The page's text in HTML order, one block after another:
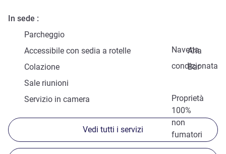
In sede
Parcheggio
Navetta
Accessibile con sedia a rotelle
Aria
condizionata
Colazione
Bar
Sale riunioni
Proprietà
100%
non
fumatori
Servizio in camera
Vedi tutti i servizi